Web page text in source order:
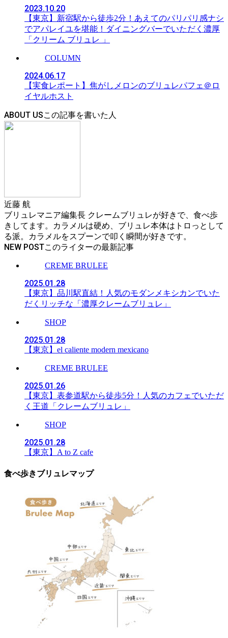
2023.10.20
【東京】新宿駅から徒歩2分！あえてのパリパリ感ナシ
でアパレイユを堪能！ダイニングバーでいただく濃厚
「クリーム ブリュレ 」
COLUMN
2024.06.17
【実食レポート】焦がしメロンのブリュレパフェ＠ロ
イヤルホスト
ABOUT US
近藤 航
ブリュレマニア編集長 クレームブリュレが好きで、食べ歩
きしてます。カラメルは硬め、ブリュレ本体はトロっとして
る派。カラメルをスプーンで叩く瞬間が好きです。
NEW POST
CREME BRULEE
2025.01.28
【東京】品川駅直結！人気のモダンメキシカンでいた
だくリッチな「濃厚クレームブリュレ」
SHOP
2025.01.28
【東京】el caliente modern mexicano
CREME BRULEE
2025.01.26
【東京】表参道駅から徒歩5分！人気のカフェでいただ
く王道「クレームブリュレ」
SHOP
2025.01.28
【東京】A to Z cafe
食べ歩きブリュレマップ